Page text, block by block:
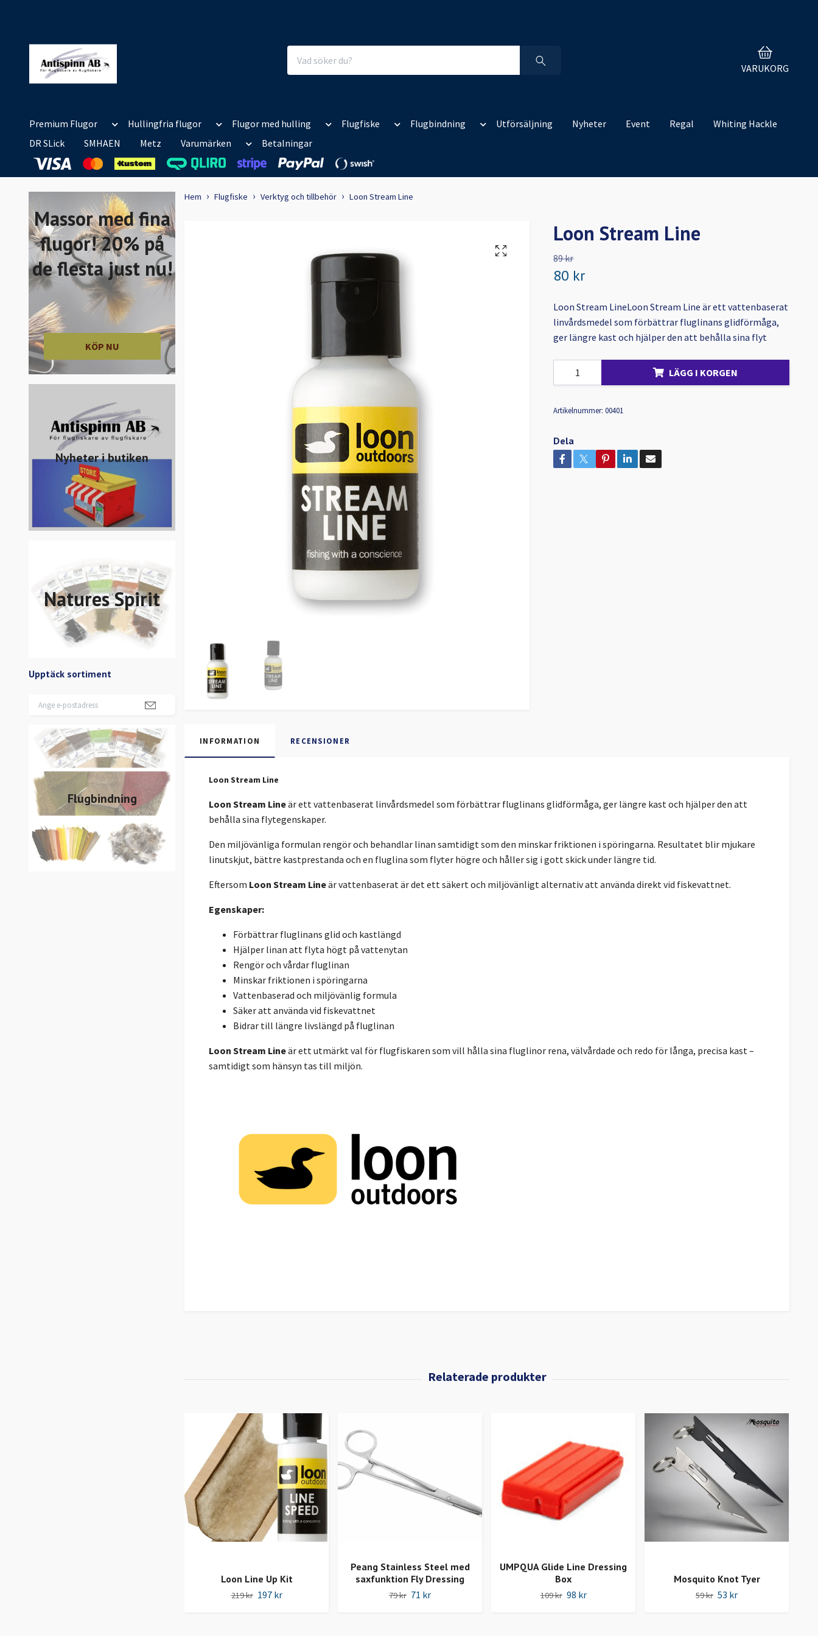
VARUKORG
Premium Flugor Hullingfria flugor Flugor med hulling Flugfiske Flugbindning Utförsäljning Nyheter Event Regal
Whiting Hackle
DR SLick
SMHAEN Metz Varumärken Betalningar
Massor med fina
flugor! 20% på
de flesta just nu!
KÖP NU
Nyheter i butiken
Natures Spirit
Upptäck sortiment
Flugbindning
Hem Flugfiske Verktyg och tillbehör Loon Stream Line
Loon Stream Line
89 kr
80 kr
Loon Stream LineLoon Stream Line är ett vattenbaserat
linvårdsmedel som förbättrar fluglinans glidförmåga,
ger längre kast och hjälper den att behålla sina flyt
LÄGG I KORGEN
Artikelnummer: 00401
Dela
INFORMATION RECENSIONER
Loon Stream Line
Loon Stream Lineär ett vattenbaserat linvårdsmedel som förbättrar fluglinans glidförmåga, ger längre kast och hjälper den att
behålla sina flytegenskaper.
Den miljövänliga formulan rengör och behandlar linan samtidigt som den minskar friktionen i spöringarna. Resultatet blir mjukare
linutskjut, bättre kastprestanda och en fluglina som flyter högre och håller sig i gott skick under längre tid.
Eftersom Loon Stream Lineär vattenbaserat är det ett säkert och miljövänligt alternativ att använda direkt vid fiskevattnet.
Egenskaper:
Förbättrar fluglinans glid och kastlängd
Hjälper linan att flyta högt på vattenytan
Rengör och vårdar fluglinan
Minskar friktionen i spöringarna
Vattenbaserad och miljövänlig formula
Säker att använda vid fiskevattnet
Bidrar till längre livslängd på fluglinan
Loon Stream Lineär ett utmärkt val för flugfiskaren som vill hålla sina fluglinor rena, välvårdade och redo för långa, precisa kast –
samtidigt som hänsyn tas till miljön.
Loon Line Up Kit
219 kr 197 kr
Peang Stainless Steel med
saxfunktion Fly Dressing
79 kr 71 kr
UMPQUA Glide Line Dressing
Box
109 kr 98 kr
Mosquito Knot Tyer
59 kr 53 kr